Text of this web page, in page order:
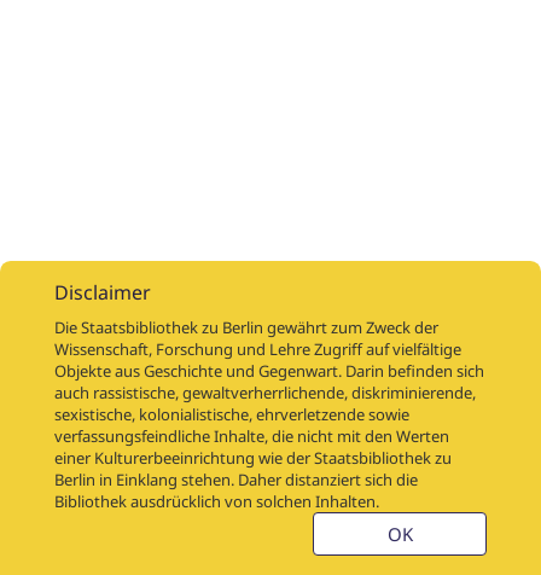
DigitalisierungsaufträgeÜberDigitalisierungsprojekteLinks
DigiworkflowWeitere digitalisierte Bestände
Kontakt
Nutzungsbedingungen
Startseite der SBB
Stabikat
Weitere Kataloge der SBB
Disclaimer
Die Staatsbibliothek zu Berlin gewährt zum Zweck der
Wissenschaft, Forschung und Lehre Zugriff auf vielfältige
Objekte aus Geschichte und Gegenwart. Darin befinden sich
auch rassistische, gewaltverherrlichende, diskriminierende,
sexistische, kolonialistische, ehrverletzende sowie
verfassungsfeindliche Inhalte, die nicht mit den Werten
einer Kulturerbeeinrichtung wie der Staatsbibliothek zu
Berlin in Einklang stehen. Daher distanziert sich die
Bibliothek ausdrücklich von solchen Inhalten.
OK